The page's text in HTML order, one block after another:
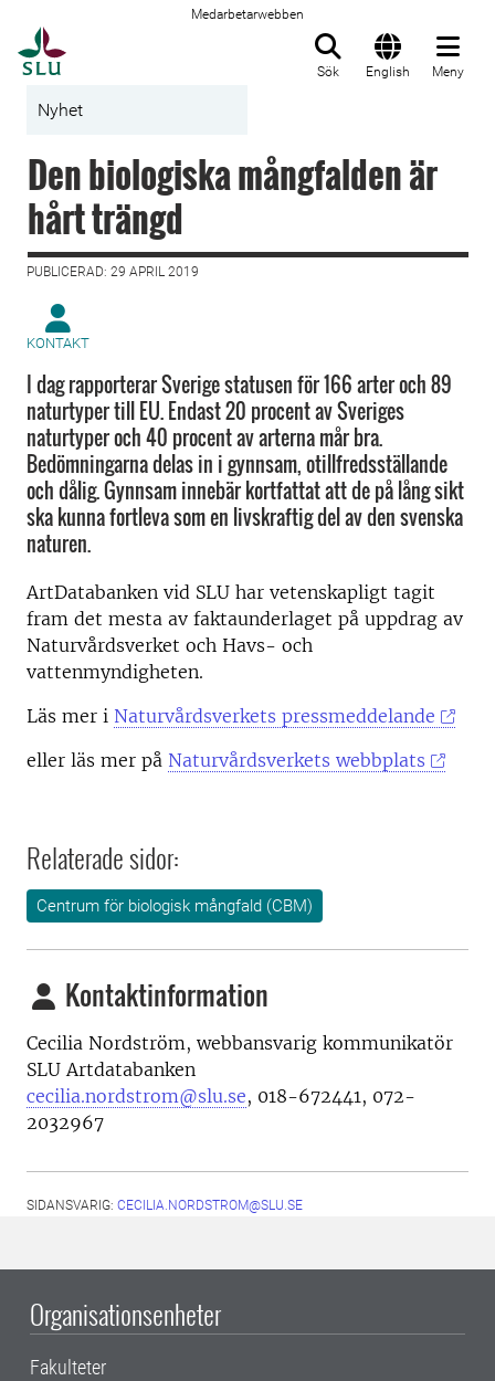
Medarbetarwebben
Sök English Meny
Nyhet
Den biologiska mångfalden är
hårt trängd
PUBLICERAD: 29 APRIL 2019
KONTAKT
I dag rapporterar Sverige statusen för 166 arter och 89
naturtyper till EU. Endast 20 procent av Sveriges
naturtyper och 40 procent av arterna mår bra.
Bedömningarna delas in i gynnsam, otillfredsställande
och dålig. Gynnsam innebär kortfattat att de på lång sikt
ska kunna fortleva som en livskraftig del av den svenska
naturen.
ArtDatabanken vid SLU har vetenskapligt tagit
fram det mesta av faktaunderlaget på uppdrag av
Naturvårdsverket och Havs- och
vattenmyndigheten.
Läs mer i Naturvårdsverkets pressmeddelande
eller läs mer på Naturvårdsverkets webbplats
Relaterade sidor:
Centrum för biologisk mångfald (CBM)
Kontaktinformation
Cecilia Nordström, webbansvarig kommunikatör
SLU Artdatabanken
cecilia.nordstrom@slu.se, 018-672441, 072-
2032967
SIDANSVARIG: CECILIA.NORDSTROM@SLU.SE
Organisationsenheter
Fakulteter